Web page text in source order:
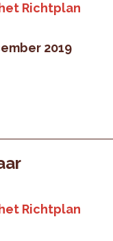
Richtplan
2019
Richtplan